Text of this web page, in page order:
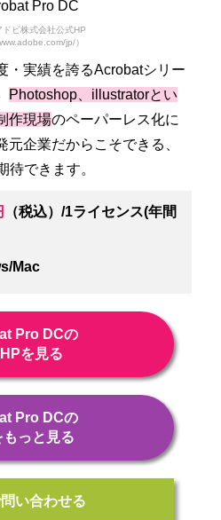
ドビ株式会社公式HP
jp/）
・実績を誇るAcrobatシリー
Photoshop、illustratorとい
作現場のペーパーレス化に
企業だからこそできる、
待できます。
（税込）/1ライセンス(年間
Mac
Pro DCの
を見る
Pro DCの
もっと見る
い合わせる